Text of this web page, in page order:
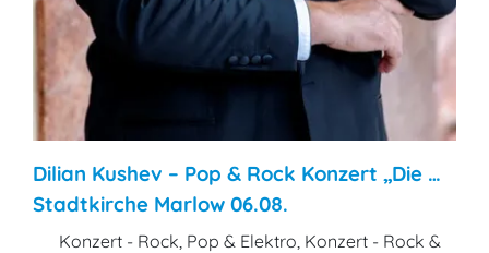
Dilian Kushev – Pop & Rock Konzert „Die …
Stadtkirche Marlow 06.08.
Konzert - Rock, Pop & Elektro, Konzert - Rock &